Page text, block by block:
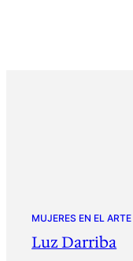
MUJERES EN EL ARTE
Luz Darriba